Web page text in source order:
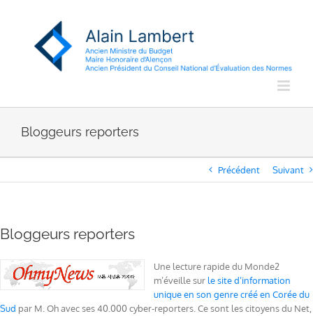
Bloggeurs reporters
Précédent Suivant
Bloggeurs reporters
Une lecture rapide du Monde2
m’éveille sur le site d’information
unique en son genre créé en Corée du
Sud par M. Oh avec ses 40.000 cyber-reporters. Ce sont les citoyens du Net,